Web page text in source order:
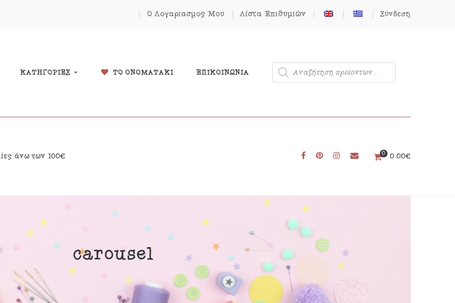
Ο Λογαριασμός Μου Λίστα Επιθυμιών Σύνδεση
ΚΑΤΗΓΟΡΙΕΣ
Δώρα
Δωματίου
Μόμπιλε Κούνιας
Κουτιά
Κοσμήματα
Μονόκερος
Δωρεάν Πατρόν
ΤΟ ΟΝΟΜΑΤΑΚΙ ΕΠΙΚΟΙΝΩΝΊΑ
άνω των 100€ 0 0.00€
carousel